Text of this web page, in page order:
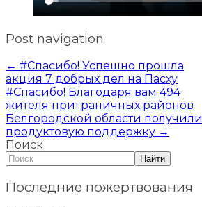
Post navigation
← #Спасибо! Успешно прошла
акция 7 добрых дел на Пасху
#Спасибо! Благодаря вам 494
жителя приграничных районов
Белгородской области получили
продуктовую поддержку →
Поиск
Найти
Последние пожертвования